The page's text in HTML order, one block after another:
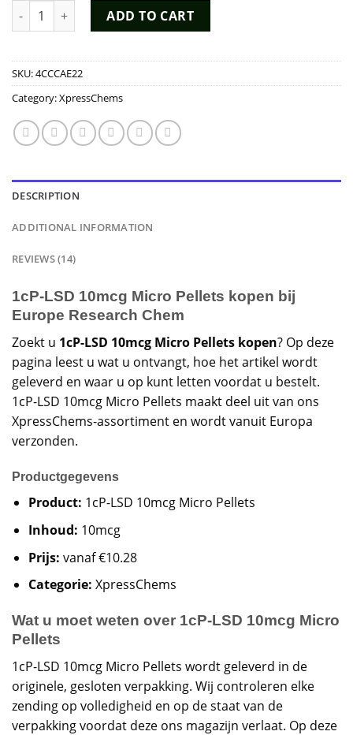
Buy 1cP-LSD 10mcg Micro Pellets (1-Cyclopropionyl LSD
ADD TO CART
SKU:4CCCAE22
Category:XpressChems
DESCRIPTION
ADDITIONAL INFORMATION
REVIEWS (14)
1cP-LSD 10mcg Micro Pellets kopen bij
Europe Research Chem
Zoekt u 1cP-LSD 10mcg Micro Pellets kopen? Op deze
pagina leest u wat u ontvangt, hoe het artikel wordt
geleverd en waar u op kunt letten voordat u bestelt.
1cP-LSD 10mcg Micro Pellets maakt deel uit van ons
XpressChems-assortiment en wordt vanuit Europa
verzonden.
Productgegevens
Product: 1cP-LSD 10mcg Micro Pellets
Inhoud: 10mcg
Prijs: vanaf €10.28
Categorie: XpressChems
Wat u moet weten over 1cP-LSD 10mcg Micro
Pellets
1cP-LSD 10mcg Micro Pellets wordt geleverd in de
originele, gesloten verpakking. Wij controleren elke
zending op volledigheid en op de staat van de
verpakking voordat deze ons magazijn verlaat. Op deze